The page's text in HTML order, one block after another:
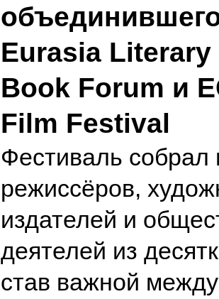
Eurasia
Book Forum и
Film Festival
Фестиваль собрал
режиссёров,
издателей и
деятелей из
став важной